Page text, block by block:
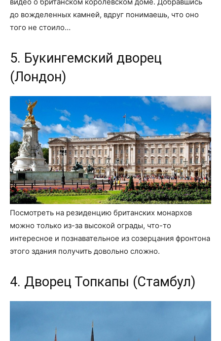
до вожделенных камней, вдруг понимаешь, что оно
того не стоило…
5. Букингемский дворец
(Лондон)
Посмотреть на резиденцию британских монархов
можно только из-за высокой ограды, что-то
интересное и познавательное из созерцания фронтона
этого здания получить довольно сложно.
4. Дворец Топкапы (Стамбул)